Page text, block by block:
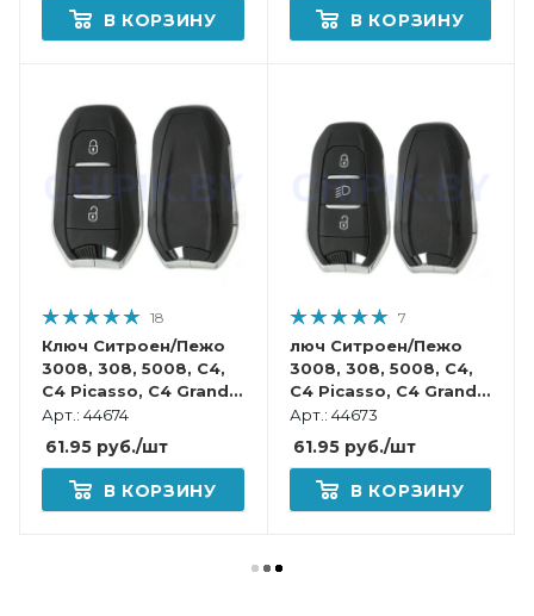
корпусВ КОРЗИНУ
корпусВ КОРЗИНУ
18
Ключ Ситроен/Пежо
3008, 308, 5008, C4,
C4 Picasso, C4 Grand
Picasso, C3 2 кнопки
VA2, батарейка на
плате смарт корпус
Арт.: 44674
61.95 руб./шт
В КОРЗИНУ
7
люч Ситроен/Пежо
3008, 308, 5008, C4,
C4 Picasso, C4 Grand
Picasso 3 кнопки VA2,
батарейка на плате
смарт корпус
Арт.: 44673
61.95руб./шт
В КОРЗИНУ